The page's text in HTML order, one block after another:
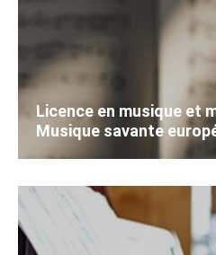
Licence en musique et
Musique savante